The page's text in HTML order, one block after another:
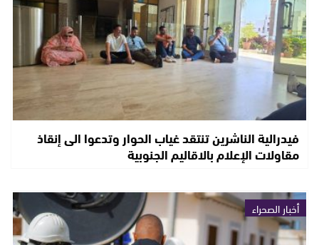
فيدرالية الناشرين تنتقد غياب الحوار وتدعوا الى إنقاذ
مقاولات الإعلام بالاقاليم الجنوبية
أخبار الصحراء